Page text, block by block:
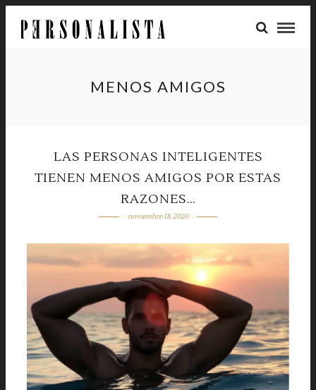
MENOS AMIGOS
LAS PERSONAS INTELIGENTES
TIENEN MENOS AMIGOS POR ESTAS
RAZONES…
noviembre 18, 2020